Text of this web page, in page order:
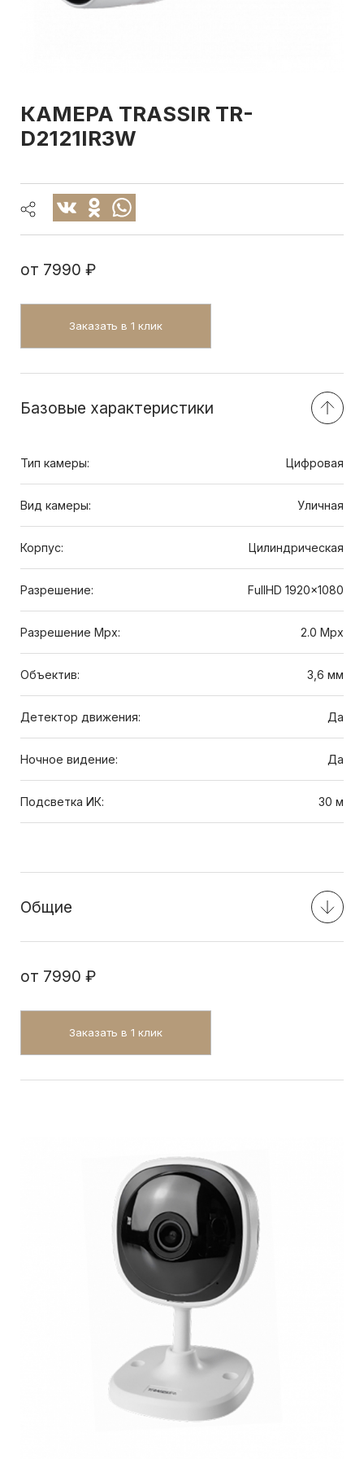
КАМЕРА TRASSIR TR-
D2121IR3W
от 7990 ₽
Заказать в 1 клик
Базовые характеристики
Тип камеры: Цифровая
Вид камеры: Уличная
Корпус: Цилиндрическая
Разрешение: FullHD 1920x1080
Разрешение Mpx: 2.0 Mpx
Объектив: 3,6 мм
Детектор движения: Да
Ночное видение: Да
Подсветка ИК: 30 м
Общие
от 7990 ₽
Заказать в 1 клик